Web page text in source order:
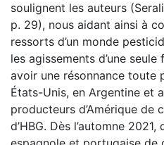
soulignent les auteurs
p. 29), nous aidant ainsi à
ressorts d’un monde
les agissements d’une
avoir une résonnance toute
États-Unis, en Argentine et
producteurs d’Amérique de
d’HBG. Dès l’automne